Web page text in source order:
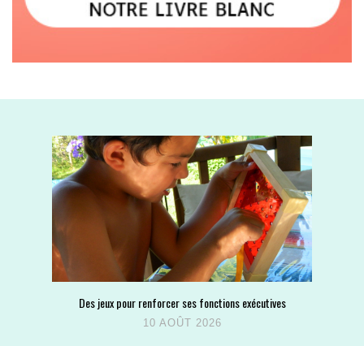
Des jeux pour renforcer ses fonctions exécutives
10 AOÛT 2026